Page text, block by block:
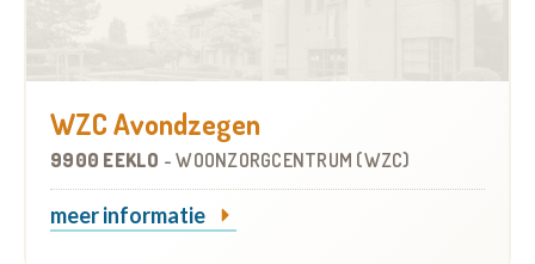
WZC Avondzegen
9900 EEKLO -WOONZORGCENTRUM (WZC)
meer informatie